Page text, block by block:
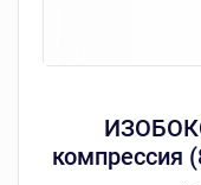
компрессия